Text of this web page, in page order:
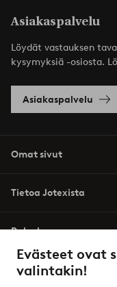
Evästeet ovat
valintakin!
Asiakaspalvelu
Löydät vastauksen
kysymyksiä -osiosta.
Asiakaspalvelu
Omat sivut
Tietoa Jotexista
Palvelumme
Ehdot